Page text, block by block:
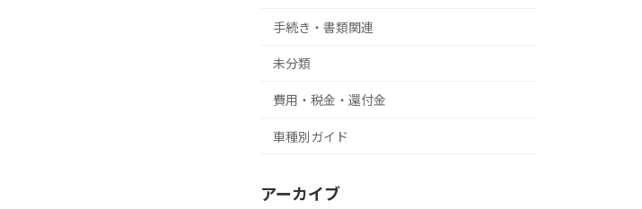
手続き・書類関連
未分類
費用・税金・還付金
車種別ガイド
アーカイブ